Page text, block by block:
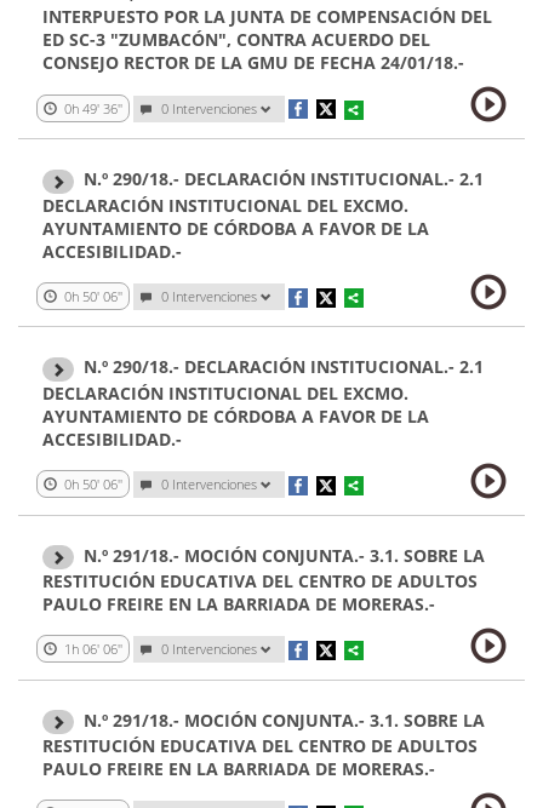
INTERPUESTO POR LA JUNTA DE COMPENSACIÓN DEL
ED SC-3 "ZUMBACÓN", CONTRA ACUERDO DEL
CONSEJO RECTOR DE LA GMU DE FECHA 24/01/18.-
0h 49' 36'' 0 Intervenciones
N.º 290/18.- DECLARACIÓN INSTITUCIONAL.- 2.1
DECLARACIÓN INSTITUCIONAL DEL EXCMO.
AYUNTAMIENTO DE CÓRDOBA A FAVOR DE LA
ACCESIBILIDAD.-
0h 50' 06'' 0 Intervenciones
N.º 290/18.- DECLARACIÓN INSTITUCIONAL.- 2.1
DECLARACIÓN INSTITUCIONAL DEL EXCMO.
AYUNTAMIENTO DE CÓRDOBA A FAVOR DE LA
ACCESIBILIDAD.-
0h 50' 06'' 0 Intervenciones
N.º 291/18.- MOCIÓN CONJUNTA.- 3.1. SOBRE LA
RESTITUCIÓN EDUCATIVA DEL CENTRO DE ADULTOS
PAULO FREIRE EN LA BARRIADA DE MORERAS.-
1h 06' 06'' 0 Intervenciones
N.º 291/18.- MOCIÓN CONJUNTA.- 3.1. SOBRE LA
RESTITUCIÓN EDUCATIVA DEL CENTRO DE ADULTOS
PAULO FREIRE EN LA BARRIADA DE MORERAS.-